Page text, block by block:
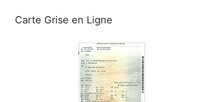
Carte Grise en Ligne